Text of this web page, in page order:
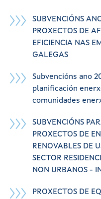
SUBVENCIÓNS
PROXECTOS DE
EFICIENCIA NAS
GALEGAS
Subvencións ano
planificación
comunidades
SUBVENCIÓNS
PROXECTOS DE
RENOVABLES DE
SECTOR
NON URBANOS -
PROXECTOS DE